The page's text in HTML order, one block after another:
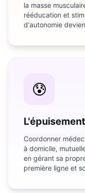
la masse
rééducation et
d'autonomie
😰
Coordonner
à domicile,
en gérant sa
première ligne et